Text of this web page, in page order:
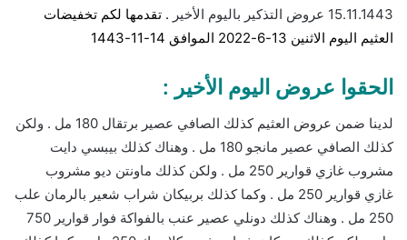
15.11.1443 عروض التذكير باليوم الأخير
. تقدمها لكم تخفيضات
العثيم اليوم الاثنين 13-6-2022 الموافق 14-11-1443
الحقوا عروض اليوم الأخير :
لدينا ضمن عروض العثيم كذلك الصافي عصير برتقال 180 مل . ولكن
كذلك الصافي عصير مانجو 180 مل . وهناك كذلك بيبسي دايت
مشروب غازي قوارير 250 مل . ولكن كذلك ماونتن ديو مشروب
غازي قوارير 250 مل . وكما كذلك بربيكان شراب شعير بالرمان علب
250 مل . وهناك كذلك دونلي عصير عنب بالفواكة فوار قوارير 750